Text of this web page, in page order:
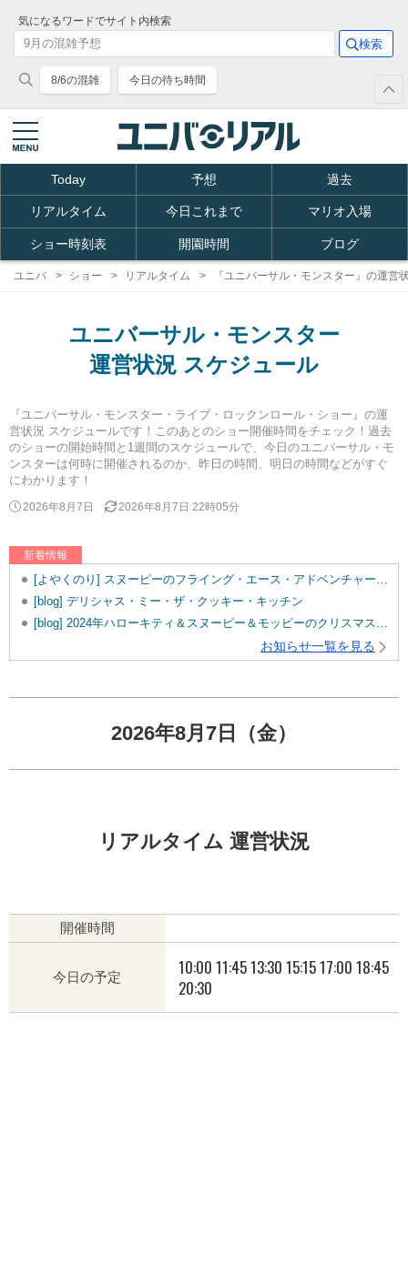
気になるワードでサイト内検索
8/6の混雑 今日の待ち時間
Today 予想 過去
リアルタイム 今日これまで マリオ入場
ショー時刻表 開園時間 ブログ
ユニバ ショー リアルタイム 『ユニバーサル・モンスター』の運営
ユニバーサル・モンスター
運営状況 スケジュール
『ユニバーサル・モンスター・ライブ・ロックンロール・ショー』の運
営状況 スケジュールです！このあとのショー開催時間をチェック！過去
のショーの開始時間と1週間のスケジュールで、今日のユニバーサル・モ
ンスターは何時に開催されるのか、昨日の時間、明日の時間などがすぐ
にわかります！
2026年8月7日 2026年8月7日 22時05分
新着情報
[よやくのり] スヌーピーのフライング・エース・アドベンチャーを追加しました。
[blog] デリシャス・ミー・ザ・クッキー・キッチン
[blog] 2024年ハローキティ＆スヌーピー＆モッピーのクリスマスグッズ♡
お知らせ一覧を見る
2026年8月7日（金）
リアルタイム 運営状況
開催時間
今日の予定
10:00 11:45 13:30 15:15 17:00 18:45
20:30